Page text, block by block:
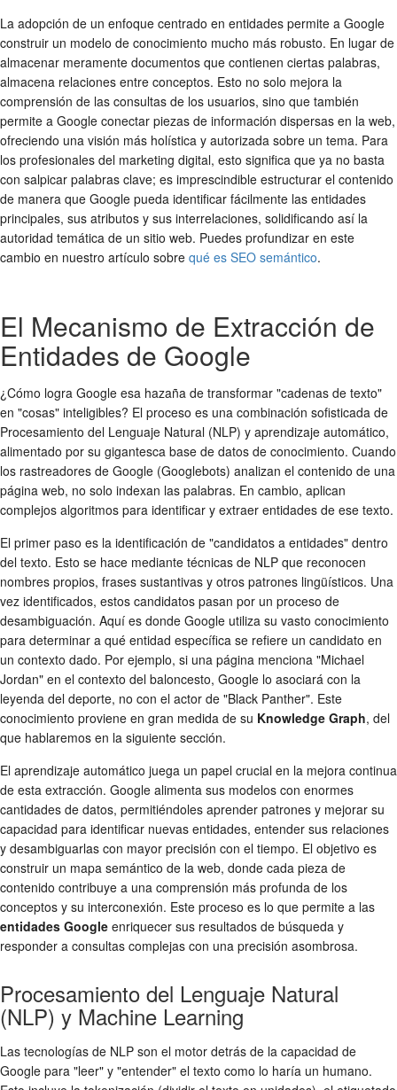
La adopción de un enfoque centrado en entidades permite a Google
construir un modelo de conocimiento mucho más robusto. En lugar de
almacenar meramente documentos que contienen ciertas palabras,
almacena relaciones entre conceptos. Esto no solo mejora la
comprensión de las consultas de los usuarios, sino que también
permite a Google conectar piezas de información dispersas en la web,
ofreciendo una visión más holística y autorizada sobre un tema. Para
los profesionales del marketing digital, esto significa que ya no basta
con salpicar palabras clave; es imprescindible estructurar el contenido
de manera que Google pueda identificar fácilmente las entidades
principales, sus atributos y sus interrelaciones, solidificando así la
autoridad temática de un sitio web. Puedes profundizar en este
cambio en nuestro artículo sobre qué es SEO semántico.
El Mecanismo de Extracción de
Entidades de Google
¿Cómo logra Google esa hazaña de transformar "cadenas de texto"
en "cosas" inteligibles? El proceso es una combinación sofisticada de
Procesamiento del Lenguaje Natural (NLP) y aprendizaje automático,
alimentado por su gigantesca base de datos de conocimiento. Cuando
los rastreadores de Google (Googlebots) analizan el contenido de una
página web, no solo indexan las palabras. En cambio, aplican
complejos algoritmos para identificar y extraer entidades de ese texto.
El primer paso es la identificación de "candidatos a entidades" dentro
del texto. Esto se hace mediante técnicas de NLP que reconocen
nombres propios, frases sustantivas y otros patrones lingüísticos. Una
vez identificados, estos candidatos pasan por un proceso de
desambiguación. Aquí es donde Google utiliza su vasto conocimiento
para determinar a qué entidad específica se refiere un candidato en
un contexto dado. Por ejemplo, si una página menciona "Michael
Jordan" en el contexto del baloncesto, Google lo asociará con la
leyenda del deporte, no con el actor de "Black Panther". Este
conocimiento proviene en gran medida de su Knowledge Graph, del
que hablaremos en la siguiente sección.
El aprendizaje automático juega un papel crucial en la mejora continua
de esta extracción. Google alimenta sus modelos con enormes
cantidades de datos, permitiéndoles aprender patrones y mejorar su
capacidad para identificar nuevas entidades, entender sus relaciones
y desambiguarlas con mayor precisión con el tiempo. El objetivo es
construir un mapa semántico de la web, donde cada pieza de
contenido contribuye a una comprensión más profunda de los
conceptos y su interconexión. Este proceso es lo que permite a las
entidades Google enriquecer sus resultados de búsqueda y
responder a consultas complejas con una precisión asombrosa.
Procesamiento del Lenguaje Natural
(NLP) y Machine Learning
Las tecnologías de NLP son el motor detrás de la capacidad de
Google para "leer" y "entender" el texto como lo haría un humano.